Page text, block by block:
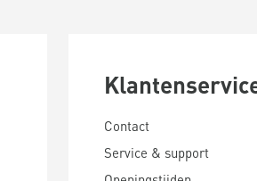
Contact
Service & support